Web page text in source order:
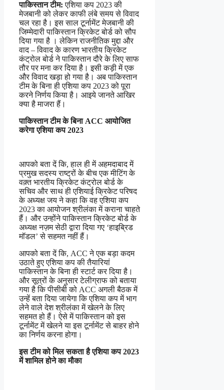
पाकिस्तान टीम: एशिया कप 2023 की
मेजबानी को लेकर काफी लंबे समय से विवाद
चल रहा है। इस साल टूर्नामेंट मेजबानी की
जिम्मेदारी पाकिस्तान क्रिकेट बोर्ड को सौप
दिया गया है । लेकिन राजनीतिक मुद्दा और
वाद – विवाद के कारण भारतीय क्रिकेट
कंट्रोल बोर्ड ने पाकिस्तान दौरे के लिए साफ
तौर पर मना कर दिया है। इसी कड़ी में एक
और विवाद खड़ा हो गया है। अब पाकिस्तान
टीम के बिना ही एशिया कप 2023 को पूरा
करने निर्णय किया है। आइये जानते आखिर
क्या है माजरा हैं।
पाकिस्तान टीम के बिना ACC आयोजित
करेगा एशिया कप 2023
आपको बता दें कि, हाल ही में अहमदाबाद में
प्रमुख सदस्य राष्ट्रों के बीच एक मीटिंग के
वक़्त भारतीय क्रिकेट कंट्रोल बोर्ड के
सचिव और साथ ही एशियाई क्रिकेट परिषद
के अध्यक्ष जय ने कहा कि वह एशिया कप
2023 का आयोजन श्रीलंका में कराना चाहते
हैं। और उन्होंने पाकिस्तान क्रिकेट बोर्ड के
अध्यक्ष नज़म सेठी द्वारा दिया गए ‘हाइब्रिड
मॉडल’ से सहमत नहीं हैं।
आपको बता दें कि, ACC ने एक बड़ा कदम
उठाते हुए एशिया कप की तैयारियां
पाकिस्तान के बिना ही स्टार्ट कर दिया है।
और सूत्रों के अनुसार टेलीग्राफ को बताया
गया है कि पीसीबी को ACC अगली बैठक में
उन्हें बता दिया जायेगा कि एशिया कप में भाग
लेने वाले देश श्रीलंका में खेलने के लिए
सहमत हो हैं। ऐसे में पाकिस्तान को इस
टूर्नामेंट में खेलने या इस टूर्नामेंट से बाहर होने
का निर्णय करना होगा।
इस टीम को मिल सकता है एशिया कप 2023
में शामिल होने का मौका